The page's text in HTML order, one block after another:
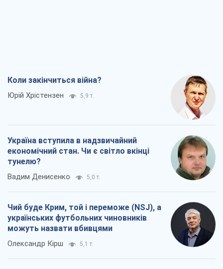
Коли закінчиться війна?
Юрій Хрістензен 5,9 т.
Україна вступила в надзвичайний
економічний стан. Чи є світло вкінці
тунелю?
Вадим Денисенко 5,0 т.
Чий буде Крим, той і переможе (NSJ), а
українських футбольних чиновників
можуть назвати вбивцями
Олександр Кірш 5,1 т.